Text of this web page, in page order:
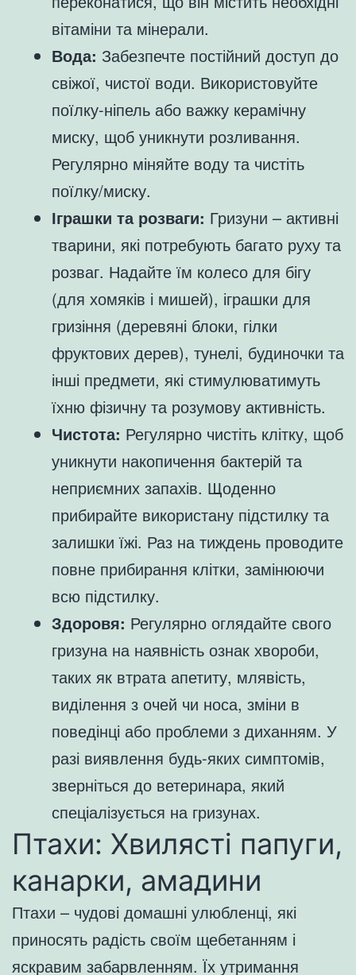
вітаміни та мінерали.
Вода: Забезпечте постійний доступ до
свіжої, чистої води. Використовуйте
поїлку-ніпель або важку керамічну
миску, щоб уникнути розливання.
Регулярно міняйте воду та чистіть
поїлку/миску.
Іграшки та розваги: Гризуни – активні
тварини, які потребують багато руху та
розваг. Надайте їм колесо для бігу
(для хомяків і мишей), іграшки для
гризіння (деревяні блоки, гілки
фруктових дерев), тунелі, будиночки та
інші предмети, які стимулюватимуть
їхню фізичну та розумову активність.
Чистота: Регулярно чистіть клітку, щоб
уникнути накопичення бактерій та
неприємних запахів. Щоденно
прибирайте використану підстилку та
залишки їжі. Раз на тиждень проводите
повне прибирання клітки, замінюючи
всю підстилку.
Здоровя: Регулярно оглядайте свого
гризуна на наявність ознак хвороби,
таких як втрата апетиту, млявість,
виділення з очей чи носа, зміни в
поведінці або проблеми з диханням. У
разі виявлення будь-яких симптомів,
зверніться до ветеринара, який
спеціалізується на гризунах.
Птахи: Хвилясті папуги,
канарки, амадини
Птахи – чудові домашні улюбленці, які
приносять радість своїм щебетанням і
яскравим забарвленням. Їх утримання